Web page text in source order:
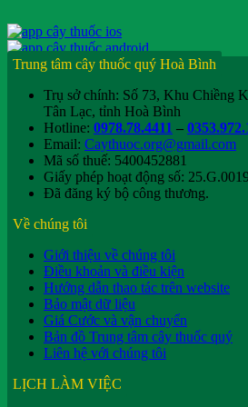
Trung tâm cây thuốc quý Hoà Bình
Trụ sở chính: Số 73, Khu Chiềng
Tân Lạc, tỉnh Hoà Bình
Hotline: 0978.78.4411 –
Email: Caythuoc.org@gmail.com
Mã số thuế: 5400452881
Giấy phép hoạt động số:
Đã đăng ký bộ công thương.
Về chúng tôi
Giới thiệu về chúng tôi
Điều khoản và điều kiện
Hướng dẫn thao tác trên website
Bảo mật dữ liệu
Giá Cước và vận chuyển
Bản đồ Trung tâm cây thuốc quý
Liên hệ với chúng tôi
LỊCH LÀM VIỆC